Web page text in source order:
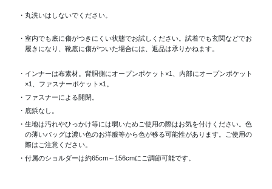
・丸洗いはしないでください。
・室内でも底に傷がつきにくい状態でお試しください。試着でも玄関などでお
履きになり、靴底に傷がついた場合には、返品は承りかねます。
・インナーは布素材。背胴側にオープンポケット×1、内部にオープンポケット
×1、ファスナーポケット×1。
・ファスナーによる開閉。
・底鋲なし。
・生地は汚れやひっかけ等には弱いためご使用の際はお気を付けください。色
の薄いバッグは濃い色のお洋服等から色が移る可能性があります。ご使用の
際はご注意ください。
・付属のショルダーは約65cm～156cmにご調節可能です。